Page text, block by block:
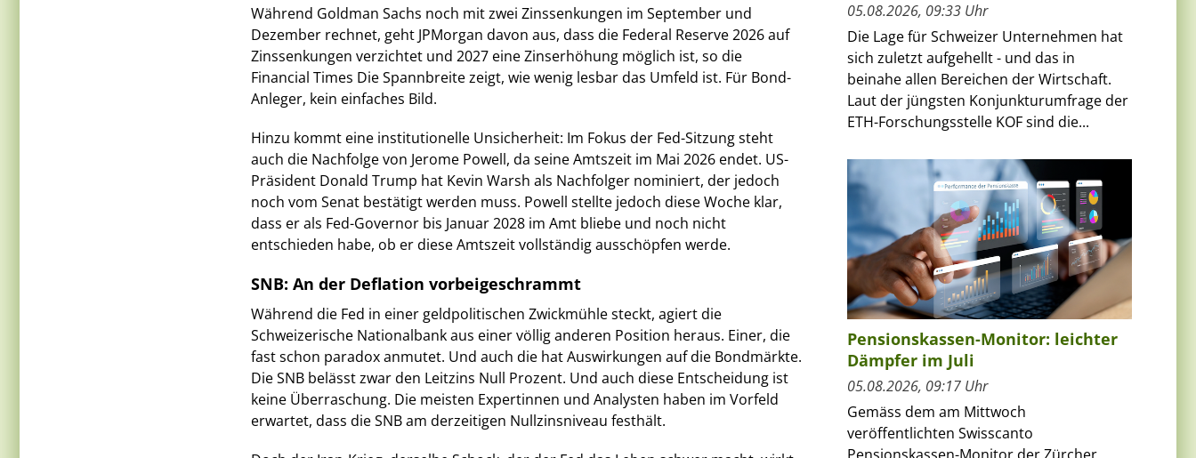
Während Goldman Sachs noch mit zwei Zinssenkungen im September und
Dezember rechnet, geht JPMorgan davon aus, dass die Federal Reserve 2026 auf
Zinssenkungen verzichtet und 2027 eine Zinserhöhung möglich ist, so die
Financial Times Die Spannbreite zeigt, wie wenig lesbar das Umfeld ist. Für Bond-
Anleger, kein einfaches Bild.
Hinzu kommt eine institutionelle Unsicherheit: Im Fokus der Fed-Sitzung steht
auch die Nachfolge von Jerome Powell, da seine Amtszeit im Mai 2026 endet. US-
Präsident Donald Trump hat Kevin Warsh als Nachfolger nominiert, der jedoch
noch vom Senat bestätigt werden muss. Powell stellte jedoch diese Woche klar,
dass er als Fed-Governor bis Januar 2028 im Amt bliebe und noch nicht
entschieden habe, ob er diese Amtszeit vollständig ausschöpfen werde.
SNB: An der Deflation vorbeigeschrammt
Während die Fed in einer geldpolitischen Zwickmühle steckt, agiert die
Schweizerische Nationalbank aus einer völlig anderen Position heraus. Einer, die
fast schon paradox anmutet. Und auch die hat Auswirkungen auf die Bondmärkte.
Die SNB belässt zwar den Leitzins Null Prozent. Und auch diese Entscheidung ist
keine Überraschung. Die meisten Expertinnen und Analysten haben im Vorfeld
erwartet, dass die SNB am derzeitigen Nullzinsniveau festhält.
05.08.2026, 09:33 Uhr
Die Lage für Schweizer Unternehmen hat
sich zuletzt aufgehellt - und das in
beinahe allen Bereichen der Wirtschaft.
Laut der jüngsten Konjunkturumfrage der
ETH-Forschungsstelle KOF sind die...
Pensionskassen-Monitor: leichter
Dämpfer im Juli
05.08.2026, 09:17 Uhr
Gemäss dem am Mittwoch
veröffentlichten Swisscanto